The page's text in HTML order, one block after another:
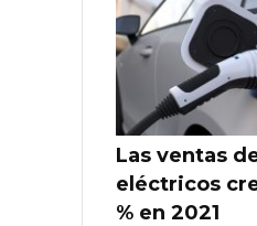
Las ventas
eléctricos
% en 2021